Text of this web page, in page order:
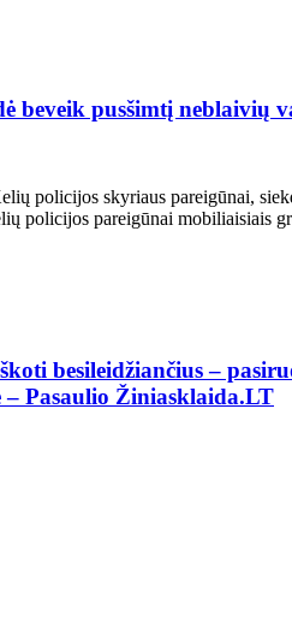
beveik pusšimtį neblaivių
policijos skyriaus pareigūnai,
policijos pareigūnai mobiliaisiais
besileidžiančius –
– Pasaulio Žiniasklaida.LT